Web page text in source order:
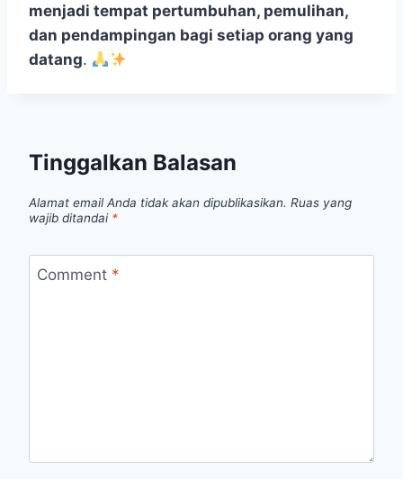
menjadi tempat pertumbuhan, pemulihan,
dan pendampingan bagi setiap orang yang
datang.
Tinggalkan Balasan
Alamat email Anda tidak akan dipublikasikan. Ruas yang
wajib ditandai *
Comment *